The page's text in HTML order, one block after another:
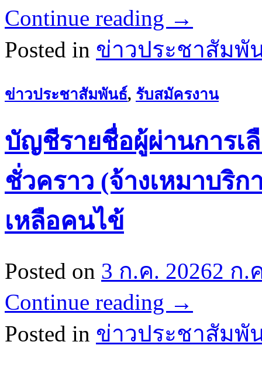
Continue reading →
Posted in ข่าวประชาสัมพั
ข่าวประชาสัมพันธ์, รับสมัครงาน
บัญชีรายชื่อผู้ผ่านการเ
ชั่วคราว (จ้างเหมาบริ
เหลือคนไข้
Posted on 3 ก.ค. 20262 ก.
Continue reading →
Posted in ข่าวประชาสัมพั